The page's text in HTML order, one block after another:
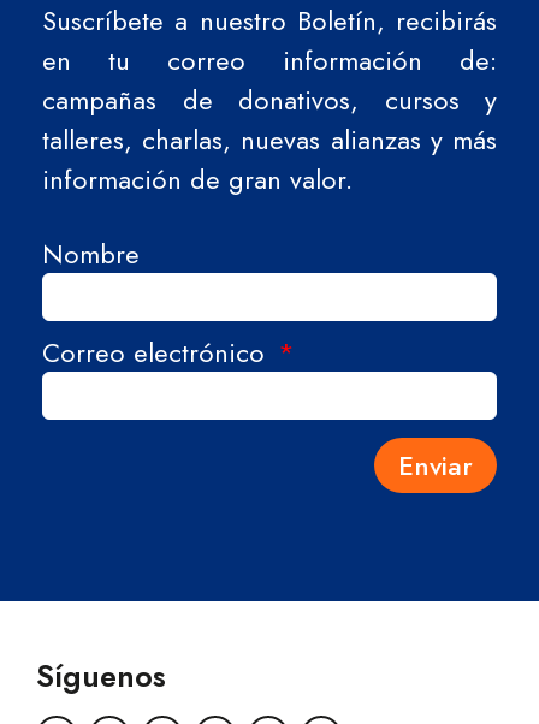
Suscríbete a nuestro Boletín, recibirás
en tu correo información de:
campañas de donativos, cursos y
talleres, charlas, nuevas alianzas y más
información de gran valor.
Nombre
Correo electrónico
Enviar
Síguenos